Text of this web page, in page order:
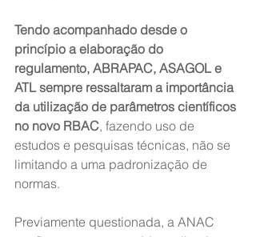
Tendo acompanhado desde o
princípio a elaboração do
regulamento, ABRAPAC, ASAGOL e
ATL sempre ressaltaram a importância
da utilização de parâmetros científicos
no novo RBAC, fazendo uso de
estudos e pesquisas técnicas, não se
limitando a uma padronização de
normas.
Previamente questionada, a ANAC